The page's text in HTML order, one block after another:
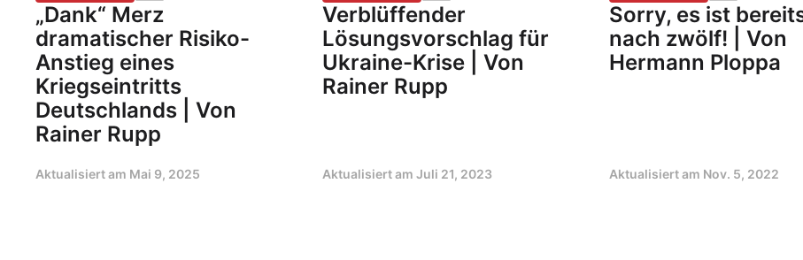
„Dank“ Merz
dramatischer Risiko-
Anstieg eines
Kriegseintritts
Deutschlands | Von
Rainer Rupp
Aktualisiert am Mai 9, 2025
Verblüffender
Lösungsvorschlag für
Ukraine-Krise | Von
Rainer Rupp
Aktualisiert am Juli 21, 2023
Sorry, es ist
nach zwölf! | Von
Hermann Ploppa
Aktualisiert am Nov. 5, 2022